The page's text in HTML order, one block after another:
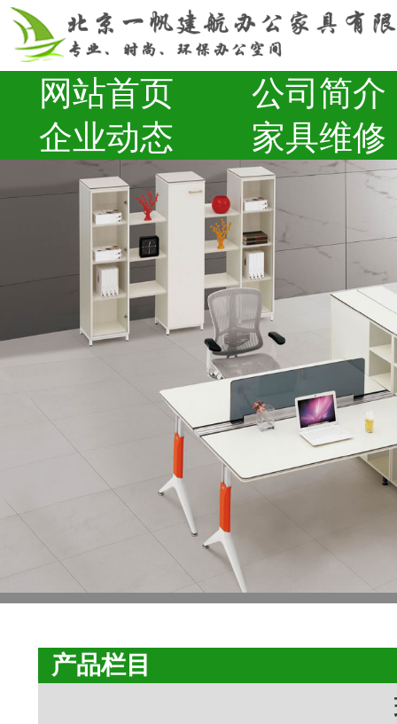
网站首页
公司简介
企业动态
家具维修
产品栏目